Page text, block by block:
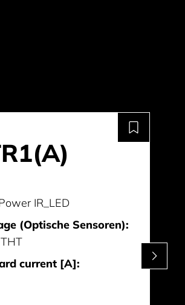
IR_LED
(Optische Sensoren):
current [A]: